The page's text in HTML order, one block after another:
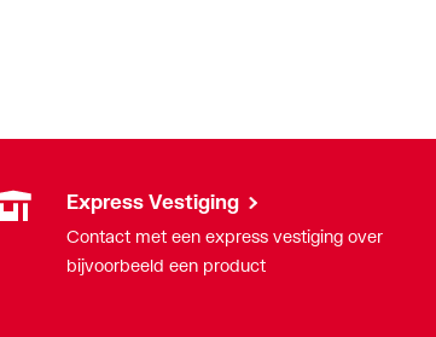
Express Vestiging
Contact met een express vestiging over
bijvoorbeeld een product